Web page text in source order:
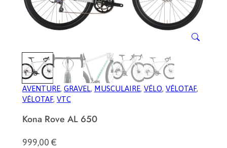
AVENTURE, GRAVEL, MUSCULAIRE, VÉLO, VÉLOTAF
VÉLOTAF, VTC
Kona Rove AL 650
999,00 €